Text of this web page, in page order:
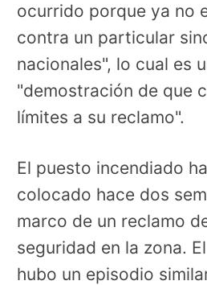
ocurrido porque ya no
contra un particular
nacionales", lo cual es
"demostración de que
límites a su reclamo".
El puesto incendiado
colocado hace dos
marco de un reclamo
seguridad en la zona.
hubo un episodio